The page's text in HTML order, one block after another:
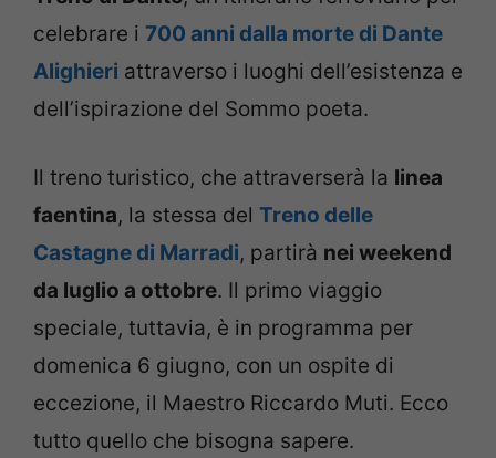
celebrare i 700 anni dalla morte di Dante
Alighieri attraverso i luoghi dell’esistenza e
dell’ispirazione del Sommo poeta.
Il treno turistico, che attraverserà la linea
faentina, la stessa del Treno delle
Castagne di Marradi, partirà nei weekend
da luglio a ottobre. Il primo viaggio
speciale, tuttavia, è in programma per
domenica 6 giugno, con un ospite di
eccezione, il Maestro Riccardo Muti. Ecco
tutto quello che bisogna sapere.